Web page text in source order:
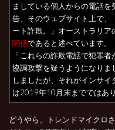
ましている個人からの電話
告、そのウェブサイト上で
ート詐欺。」オーストラリ
関係であると述べています。
「これらの詐欺電話で犯罪
協調攻撃を疑うようになり
しましたが、それがインサ
は2019年10月末までではあ
どうやら、トレンドマイクロ